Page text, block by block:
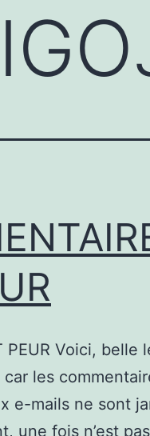
PEUR Voici, belle
car les
e-mails ne sont
une fois n’est pas